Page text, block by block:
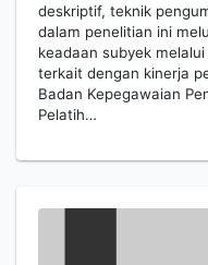
deskriptif, teknik
dalam penelitian ini
keadaan subyek
terkait dengan kinerja
Badan Kepegawaian
Pelatih…